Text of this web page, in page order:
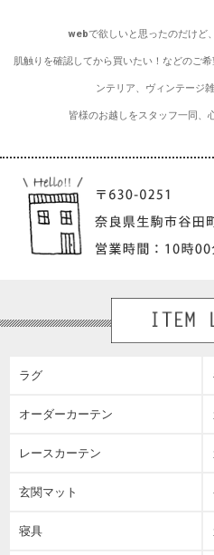
webで欲しいと思ったのだけど
肌触りを確認してから買いたい！などのご
ンテリア、ヴィンテージ
皆様のお越しをスタッフ一同、
ラグ
オーダーカーテン
レースカーテン
玄関マット
寝具